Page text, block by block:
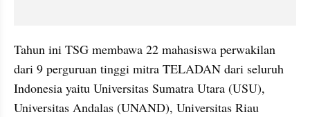
Tahun ini TSG membawa 22 mahasiswa perwakilan
dari 9 perguruan tinggi mitra TELADAN dari seluruh
Indonesia yaitu Universitas Sumatra Utara (USU),
Universitas Andalas (UNAND), Universitas Riau